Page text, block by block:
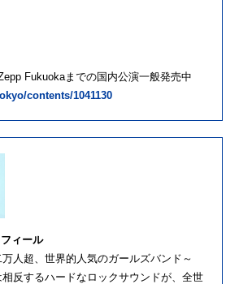
Fukuokaまでの国内公演一般発売中
contents/1041130
ィール
人超、世界的人気のガールズバンド～
相反するハードなロックサウンドが、全世